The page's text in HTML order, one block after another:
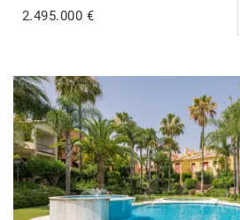
2.495.000 €